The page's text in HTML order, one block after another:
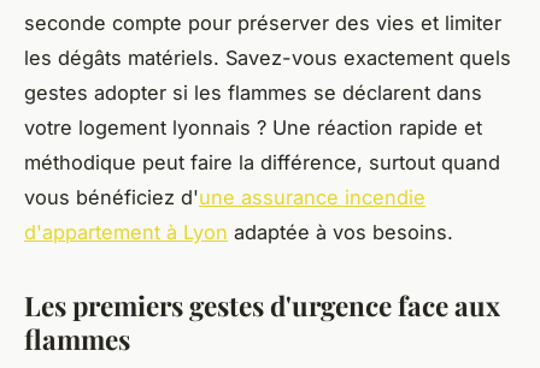
seconde compte pour préserver des vies et limiter
les dégâts matériels. Savez-vous exactement quels
gestes adopter si les flammes se déclarent dans
votre logement lyonnais ? Une réaction rapide et
méthodique peut faire la différence, surtout quand
vous bénéficiez d'une assurance incendie
d'appartement à Lyon adaptée à vos besoins.
Les premiers gestes d'urgence face aux
flammes